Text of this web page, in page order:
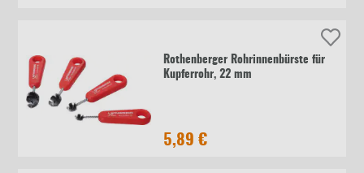
Rothenberger Rohrinnenbürste für
Kupferrohr, 22 mm
5,89 €